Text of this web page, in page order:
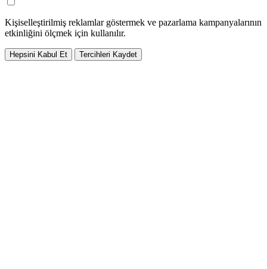
Kişiselleştirilmiş reklamlar göstermek ve pazarlama kampanyalarının
etkinliğini ölçmek için kullanılır.
Hepsini Kabul Et Tercihleri Kaydet